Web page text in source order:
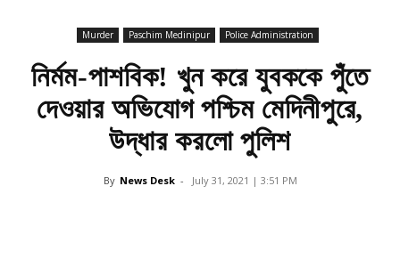
Murder Paschim Medinipur Police Administration
নির্মম-পাশবিক! খুন করে যুবককে পুঁতে
দেওয়ার অভিযোগ পশ্চিম মেদিনীপুরে,
উদ্ধার করলো পুলিশ
By News Desk - July 31, 2021 | 3:51 PM